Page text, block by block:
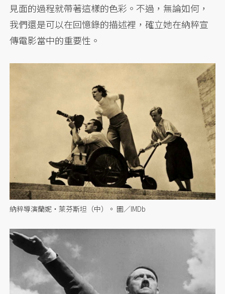
見面的過程就帶著這樣的色彩。不過，無論如何，
我們還是可以在回憶錄的描述裡，確立她在納粹宣
傳電影當中的重要性。
納粹導演蘭妮・萊芬斯坦（中）。 圖／IMDb